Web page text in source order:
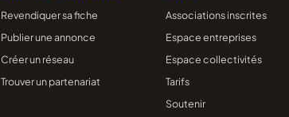
Revendiquer sa fiche
Publier une annonce
Créer un réseau
Trouver un partenariat
Associations inscrites
Espace entreprises
Espace collectivités
Tarifs
Soutenir